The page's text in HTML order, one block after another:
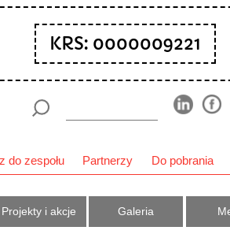
KRS: 0000009221
do zespołu Partnerzy Do pobrania
Projekty i akcje Galeria